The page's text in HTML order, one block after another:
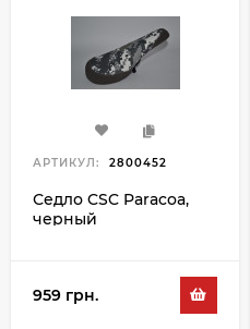
АРТИКУЛ: 2800452
Седло CSC Paracoa,
черный
959 грн.